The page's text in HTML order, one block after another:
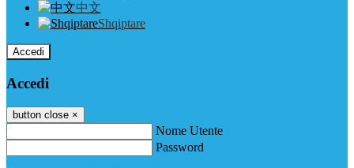
中文
Shqiptare
Accedi
Accedi
button close ×
Nome Utente
Password